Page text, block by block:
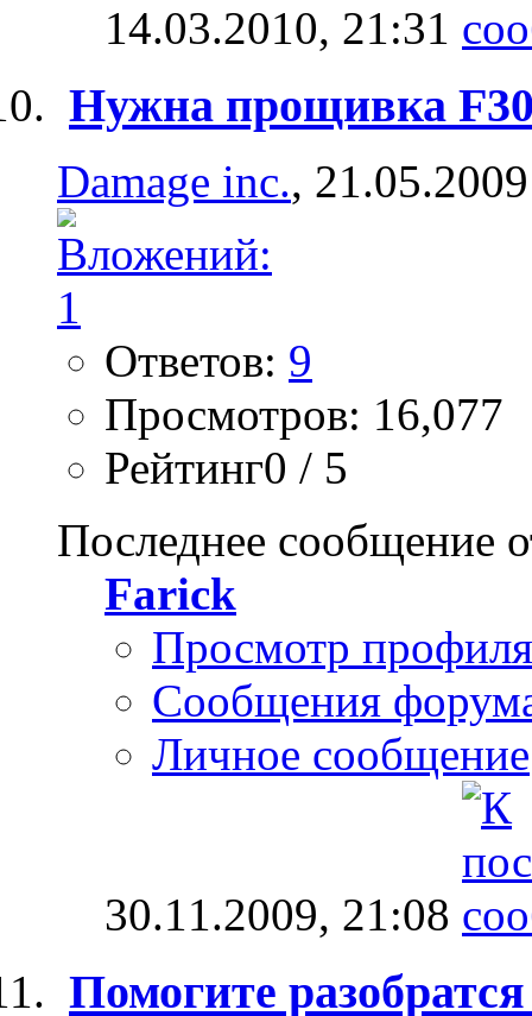
14.03.2010, 21:31
Нужна прощивка
Damage inc.,
Ответов: 9
Просмотров: 16,077
Рейтинг0 / 5
Последнее сообщение
Farick
Просмотр профиля
Сообщения
Личное сообщение
30.11.2009, 21:08
Помогите